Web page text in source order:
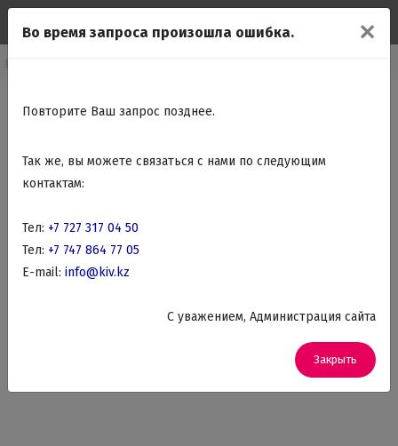
✕
Во время запроса произошла ошибка.
Повторите Ваш запрос позднее.
Так же, вы можете связаться с нами по следующим
контактам:
Тел: +7 727 317 04 50
Тел: +7 747 864 77 05
E-mail: info@kiv.kz
C уважением, Администрация сайта
Закрыть